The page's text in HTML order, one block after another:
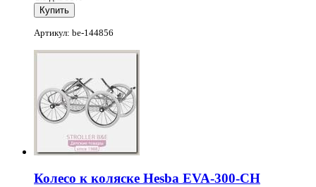
Артикул: be-144856
Колесо к коляске Hesba EVA-300-CH